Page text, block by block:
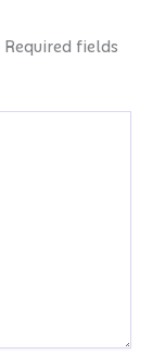
Required fields